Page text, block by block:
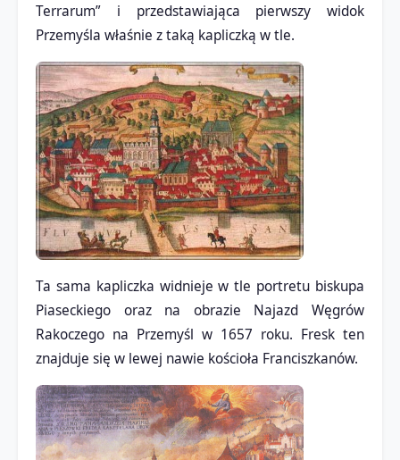
Terrarum” i przedstawiająca pierwszy widok
Przemyśla właśnie z taką kapliczką w tle.
Ta sama kapliczka widnieje w tle portretu biskupa
Piaseckiego oraz na obrazie Najazd Węgrów
Rakoczego na Przemyśl w 1657 roku. Fresk ten
znajduje się w lewej nawie kościoła Franciszkanów.